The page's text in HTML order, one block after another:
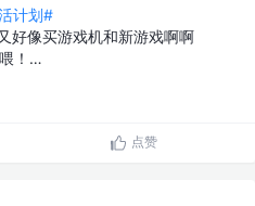
计划#
好像买游戏机和新游戏啊啊
！…
点赞